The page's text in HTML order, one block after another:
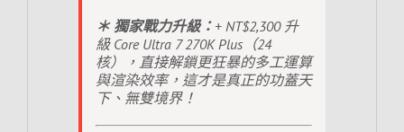
＊ 獨家戰力升級： + NT$2,300 升
級 Core Ultra 7 270K Plus（24
核），直接解鎖更狂暴的多工運算
與渲染效率，這才是真正的功蓋天
下、無雙境界！